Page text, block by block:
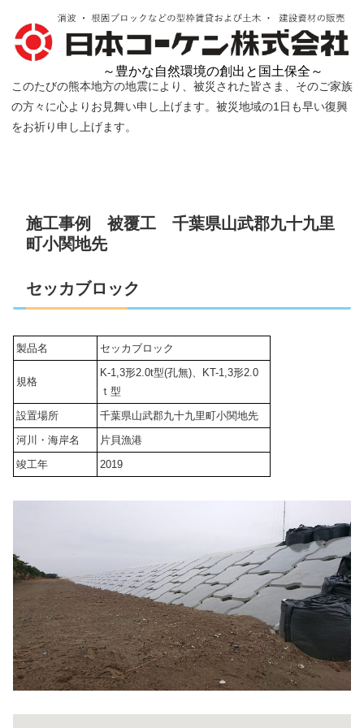
～豊かな自然環境の創出と国土保全～
このたびの熊本地方の地震により、被災された皆さま、そのご家族
の方々に心よりお見舞い申し上げます。被災地域の1日も早い復興
をお祈り申し上げます。
施工事例 被覆工 千葉県山武郡九十九里
町小関地先
セッカブロック
製品名 セッカブロック
規格
K-1,3形2.0t型(孔無)、KT-1,3形2.0
ｔ型
設置場所
千葉県山武郡九十九里町小関地先
河川・海岸名
片貝漁港
竣工年
2019